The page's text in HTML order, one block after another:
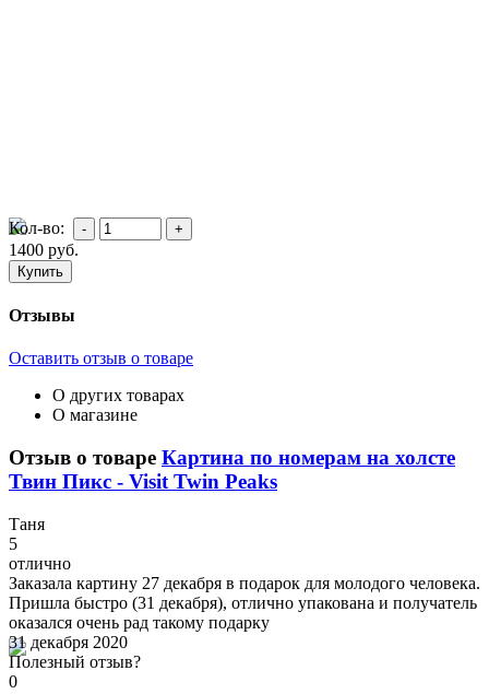
Кол-во:
1400 руб.
Отзывы
Оставить отзыв о товаре
О других товарах
О магазине
Отзыв о товаре Картина по номерам на холсте
Твин Пикс - Visit Twin Peaks
Таня
5
отлично
Заказала картину 27 декабря в подарок для молодого человека.
Пришла быстро (31 декабря), отлично упакована и получатель
оказался очень рад такому подарку
31 декабря 2020
Полезный отзыв?
0